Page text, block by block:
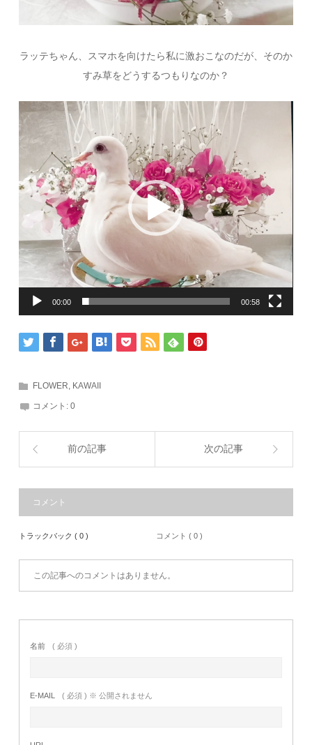
ラッテちゃん、スマホを向けたら私に激おこなのだが、そのか
すみ草をどうするつもりなのか？
画
プ
レ
ー
00:00 00:58
FLOWER, KAWAII
コメント:0
前の記事 次の記事
コメント
トラックバック ( 0 ) コメント ( 0 )
この記事へのコメントはありません。
名前 ( 必須 )
E-MAIL ( 必須 ) ※ 公開されません